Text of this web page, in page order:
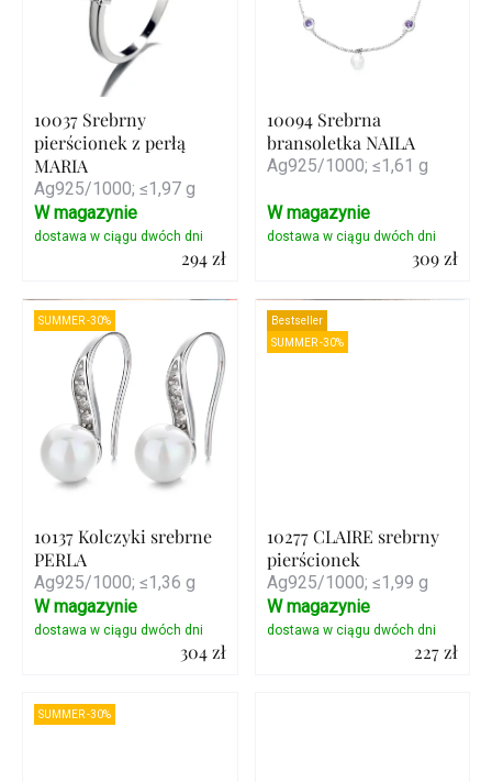
10037 Srebrny
pierścionek z perłą
MARIA
Ag925/1000; ≤1,97 g
294 zł
Szczegóły
W magazynie
10094 Srebrna
bransoletka NAILA
Ag925/1000; ≤1,61 g
309 zł
Szczegóły
W magazynie
SUMMER -30%
10137 Kolczyki srebrne
PERLA
Ag925/1000; ≤1,36 g
304 zł
W magazynie
Bestseller
SUMMER -30%
10277 CLAIRE srebrny
pierścionek
Ag925/1000; ≤1,99 g
227 zł
W magazynie
SUMMER -30%